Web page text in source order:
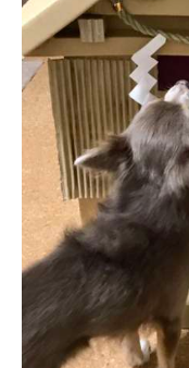
いぬ部をフ